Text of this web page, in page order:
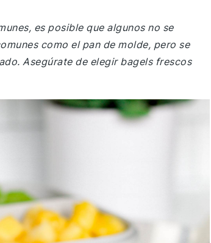
es posible que algunos no se
como el pan de molde, pero se
Asegúrate de elegir bagels frescos